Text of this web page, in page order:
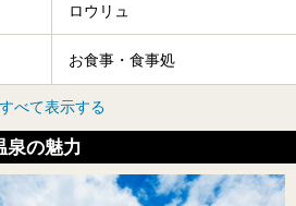
ロウリュ
お食事・食事処
すべて表示する
泉の魅力